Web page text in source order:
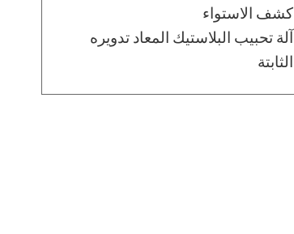
كشف الاستواء
آلة تحبيب البلاستيك المعاد تدويره
الثابتة